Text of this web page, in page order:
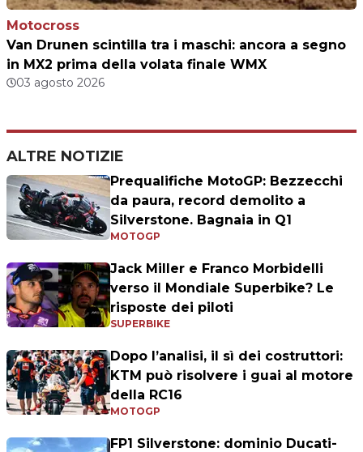
Motocross
Van Drunen scintilla tra i maschi: ancora a segno
in MX2 prima della volata finale WMX
03 agosto 2026
ALTRE NOTIZIE
Prequalifiche MotoGP: Bezzecchi
da paura, record demolito a
Silverstone. Bagnaia in Q1
MOTOGP
Jack Miller e Franco Morbidelli
verso il Mondiale Superbike? Le
risposte dei piloti
SUPERBIKE
Dopo l’analisi, il sì dei costruttori:
KTM può risolvere i guai al motore
della RC16
MOTOGP
FP1 Silverstone: dominio Ducati-